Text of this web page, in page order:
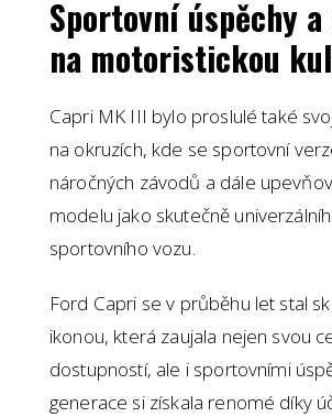
Sportovní úspěchy a
na motoristickou
Capri MK III bylo proslulé také
na okruzích, kde se sportovní
náročných závodů a dále
modelu jako skutečně
sportovního vozu.
Ford Capri se v průběhu let stal
ikonou, která zaujala nejen svou
dostupností, ale i sportovními
generace si získala renomé díky